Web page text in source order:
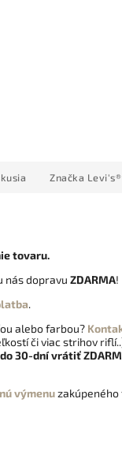
Značka Levi's®
tovaru.
nás dopravu ZDARMA!
.
alebo farbou?
či viac strihov
30-dní vrátiť
výmenuzakúpeného